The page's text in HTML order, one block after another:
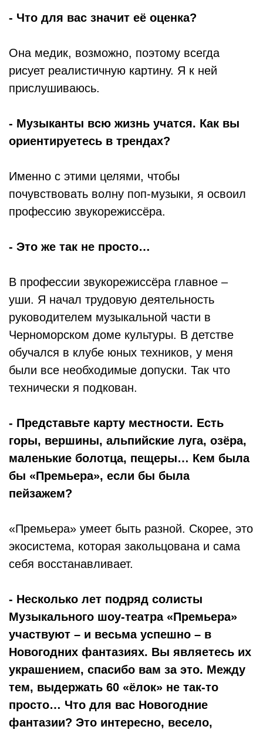
- Что для вас значит её оценка?
Она медик, возможно, поэтому всегда
рисует реалистичную картину. Я к ней
прислушиваюсь.
- Музыканты всю жизнь учатся. Как вы
ориентируетесь в трендах?
Именно с этими целями, чтобы
почувствовать волну поп-музыки, я освоил
профессию звукорежиссёра.
- Это же так не просто…
В профессии звукорежиссёра главное –
уши. Я начал трудовую деятельность
руководителем музыкальной части в
Черноморском доме культуры. В детстве
обучался в клубе юных техников, у меня
были все необходимые допуски. Так что
технически я подкован.
- Представьте карту местности. Есть
горы, вершины, альпийские луга, озёра,
маленькие болотца, пещеры… Кем была
бы «Премьера», если бы была
пейзажем?
«Премьера» умеет быть разной. Скорее, это
экосистема, которая закольцована и сама
себя восстанавливает.
- Несколько лет подряд солисты
Музыкального шоу-театра «Премьера»
участвуют – и весьма успешно – в
Новогодних фантазиях. Вы являетесь их
украшением, спасибо вам за это. Между
тем, выдержать 60 «ёлок» не так-то
просто… Что для вас Новогодние
фантазии? Это интересно, весело,